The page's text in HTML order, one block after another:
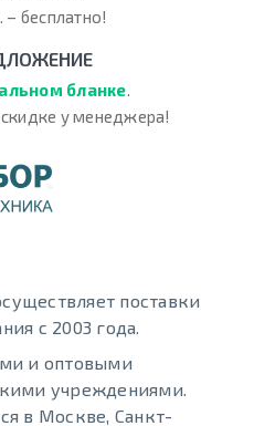
– бесплатно!
бланке.
у менеджера!
поставки
с 2003 года.
и оптовыми
учреждениями.
в Москве, Санкт-